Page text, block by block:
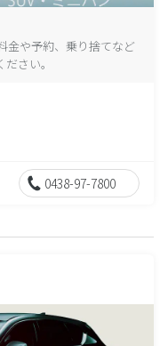
金や予約、乗り捨てなど
さい。
0438-97-7800